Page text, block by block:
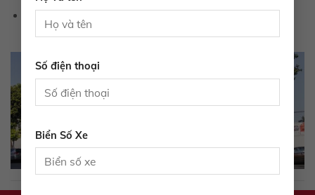
Số điện thoại
Biển Số Xe
Email:hotro@toyotatayninh.com.vn